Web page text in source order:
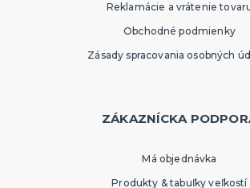
Reklamácie a vrátenie
Obchodné podmienky
Zásady spracovania osobných
ZÁKAZNÍCKA
Má objednávka
Produkty & tabuľky veľkostí